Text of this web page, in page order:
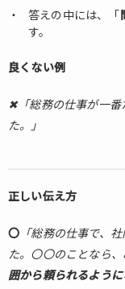
しか
事、
った
1.2.
や人
生に
おい
答えの中には、「
す。
良くない例
✖「総務の仕事が一番
た。」
正しい伝え方
〇 「総務の仕事で、
た。〇〇のことなら
囲から頼られるように